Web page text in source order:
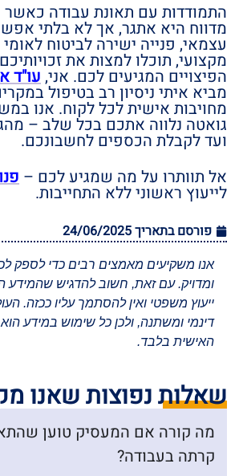
התמודדות עם תאונת עבודה
מדווח היא אתגר, אך לא בלתי
עצמאי, פנייה ישירה לביטוח לאומי
מקצועי, תוכלו למצות את
הפיצויים המגיעים לכם. אני,עו"ד
מביא איתי ניסיון רב בטיפול
מחויבות אישית לכל לקוח. אנו
גואטה נלווה אתכם בכל שלב –
ועד לקבלת הכספים לחשבונכם.
אל תוותרו על מה שמגיע לכם –
לייעוץ ראשוני ללא התחייבות.
פורסם בתאריך24/06/2025
אנו משקיעים מאמצים רבים כדי לספק
ומדויק. עם זאת, חשוב להדגיש שהמידע
ייעוץ משפטי ואין להסתמך עליו ככזה.
דינמי ומשתנה, ולכן כל שימוש במידע
האישית בלבד.
שאלות נפוצות שאנו
מה קורה אם המעסיק טוען
קרתה בעבודה?